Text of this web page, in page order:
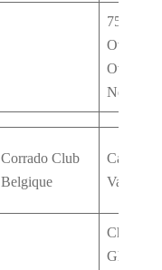
7586RK
Corrado Club
Belgique
Vauban
Chemin